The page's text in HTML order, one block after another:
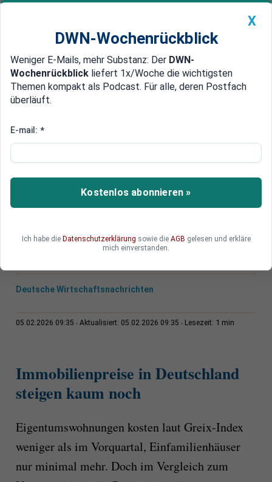
Newsticker MEIN DWN: Geldanlage Premium
Edelmetalle DWN-Magazin China
Immobilienmarkt verliert an
Der Boom auf dem deutschen Immobilienmarkt
gerät ins Stocken. Nach Jahren kräftiger
Zuwächse steigen die Preise nur noch minimal –
leicht.
Deutsche Wirtschaftsnachrichten
05.02.2026 09:35 Aktualisiert: 05.02.2026 09:35 Lesezeit: 1 min
Immobilienpreise in Deutschland
steigen kaum noch
Eigentumswohnungen kosten laut Greix-Index
weniger als im Vorquartal, Einfamilienhäuser
nur minimal mehr. Doch im Vergleich zum
X
DWN-Wochenrückblick
Weniger E-Mails, mehr Substanz: Der DWN-
Wochenrückblick liefert 1x/Woche die wichtigsten
Themen kompakt als Podcast. Für alle, deren Postfach
überläuft.
E-mail: *
Kostenlos abonnieren »
Ich habe die Datenschutzerklärung sowie die AGB gelesen und erkläre
mich einverstanden.